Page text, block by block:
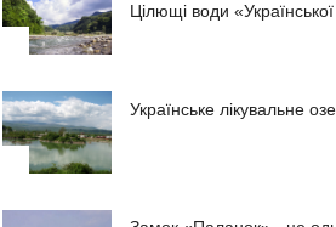
Цілющі води
Українське лікувальне